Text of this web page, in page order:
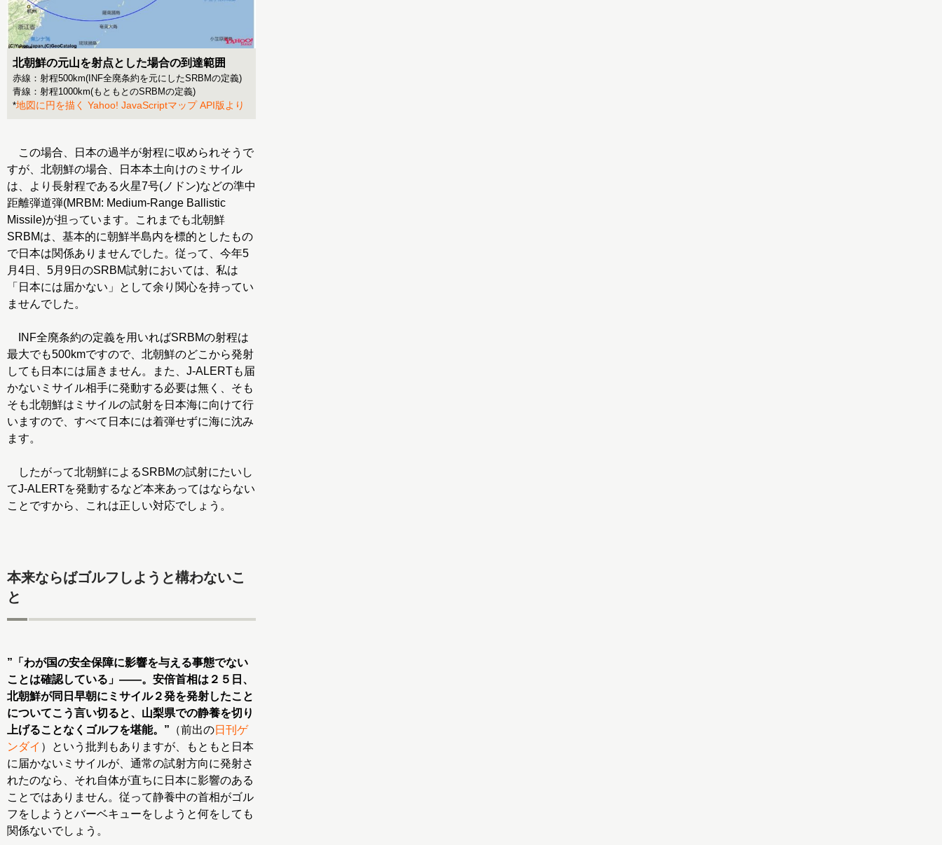
北朝鮮の元山を射点とした場合の到達範囲
赤線：射程500km(INF全廃条約を元にしたSRBMの定義)
青線：射程1000km(もともとのSRBMの定義)
*地図に円を描く Yahoo! JavaScriptマップ API版より
この場合、日本の過半が射程に収められそうで
すが、北朝鮮の場合、日本本土向けのミサイル
は、より長射程である火星7号(ノドン)などの準中
距離弾道弾(MRBM: Medium-Range Ballistic
Missile)が担っています。これまでも北朝鮮
SRBMは、基本的に朝鮮半島内を標的としたもの
で日本は関係ありませんでした。従って、今年5
月4日、5月9日のSRBM試射においては、私は
「日本には届かない」として余り関心を持ってい
ませんでした。
INF全廃条約の定義を用いればSRBMの射程は
最大でも500kmですので、北朝鮮のどこから発射
しても日本には届きません。また、J-ALERTも届
かないミサイル相手に発動する必要は無く、そも
そも北朝鮮はミサイルの試射を日本海に向けて行
いますので、すべて日本には着弾せずに海に沈み
ます。
したがって北朝鮮によるSRBMの試射にたいし
てJ-ALERTを発動するなど本来あってはならない
ことですから、これは正しい対応でしょう。
本来ならばゴルフしようと構わないこ
と
”「わが国の安全保障に影響を与える事態でない
ことは確認している」――。安倍首相は２５日、
北朝鮮が同日早朝にミサイル２発を発射したこと
についてこう言い切ると、山梨県での静養を切り
上げることなくゴルフを堪能。” （前出の日刊ゲ
ンダイ ）という批判もありますが、もともと日本
に届かないミサイルが、通常の試射方向に発射さ
れたのなら、それ自体が直ちに日本に影響のある
ことではありません。従って静養中の首相がゴル
フをしようとバーベキューをしようと何をしても
関係ないでしょう。